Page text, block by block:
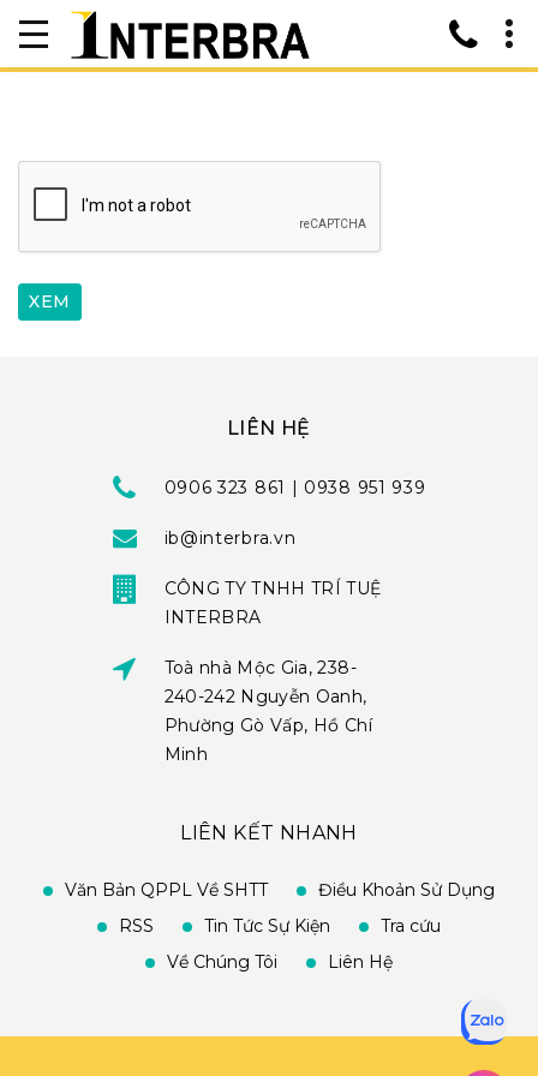
LIÊN HỆ
0906 323 861 | 0938 951 939
ib@interbra.vn
CÔNG TY TNHH TRÍ TUỆ
INTERBRA
Toà nhà Mộc Gia, 238-
240-242 Nguyễn Oanh,
Phường Gò Vấp, Hồ Chí
Minh
LIÊN KẾT NHANH
Văn Bản QPPL Về SHTT
Điều Khoản Sử Dụng
RSS
Tin Tức Sự Kiện
Tra cứu
Về Chúng Tôi
Liên Hệ